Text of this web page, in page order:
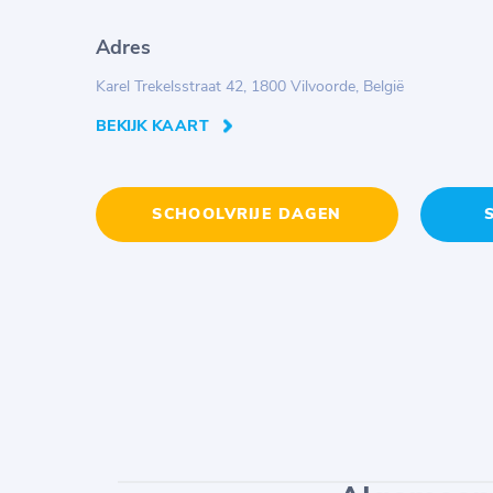
Adres
Karel Trekelsstraat 42, 1800 Vilvoorde, België
BEKIJK KAART
SCHOOLVRIJE DAGEN